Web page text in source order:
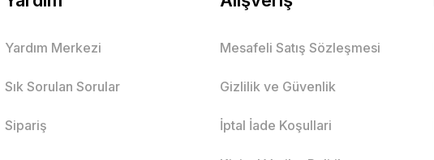
Yardım Merkezi
Sık Sorulan Sorular
Sipariş
Mesafeli Satış Sözleşmesi
Gizlilik ve Güvenlik
İptal İade Koşullari